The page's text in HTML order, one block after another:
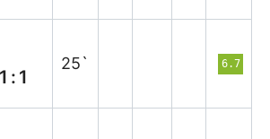
1:1
25` 6.7